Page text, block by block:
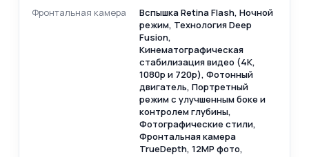
Фронтальная камера
Вспышка Retina Flash, Ночной
режим, Технология Deep
Fusion,
Кинематографическая
стабилизация видео (4K,
1080p и 720p), Фотонный
двигатель, Портретный
режим с улучшенным боке и
контролем глубины,
Фотографические стили,
Фронтальная камера
TrueDepth, 12MP фото,